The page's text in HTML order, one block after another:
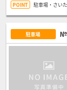
駐車場・さい
駐車場